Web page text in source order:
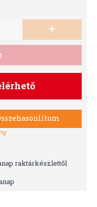
+
raktárkészlettől